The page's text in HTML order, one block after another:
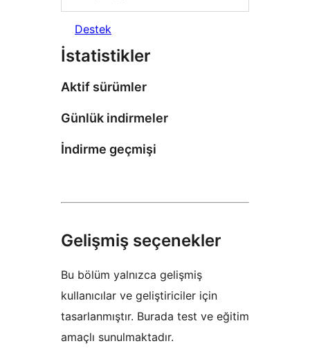
Destek
İstatistikler
Aktif sürümler
Günlük indirmeler
İndirme geçmişi
Gelişmiş seçenekler
Bu bölüm yalnızca gelişmiş
kullanıcılar ve geliştiriciler için
tasarlanmıştır. Burada test ve eğitim
amaçlı sunulmaktadır.